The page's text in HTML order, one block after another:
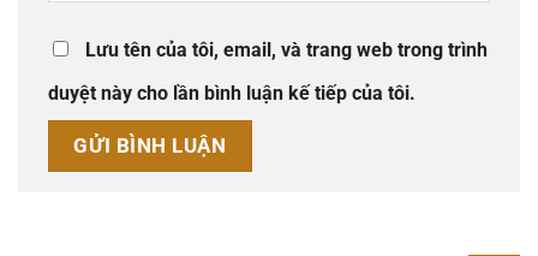
Lưu tên của tôi, email, và trang web trong trình
duyệt này cho lần bình luận kế tiếp của tôi.